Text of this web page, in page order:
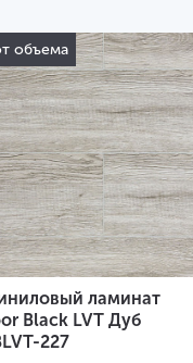
объема
ламинат
Black LVT Дуб
227